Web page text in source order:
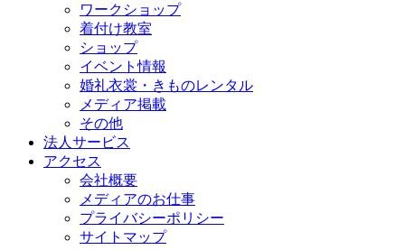
ワークショップ
着付け教室
ショップ
イベント情報
婚礼衣裳・きものレンタル
メディア掲載
その他
法人サービス
アクセス
会社概要
メディアのお仕事
プライバシーポリシー
サイトマップ